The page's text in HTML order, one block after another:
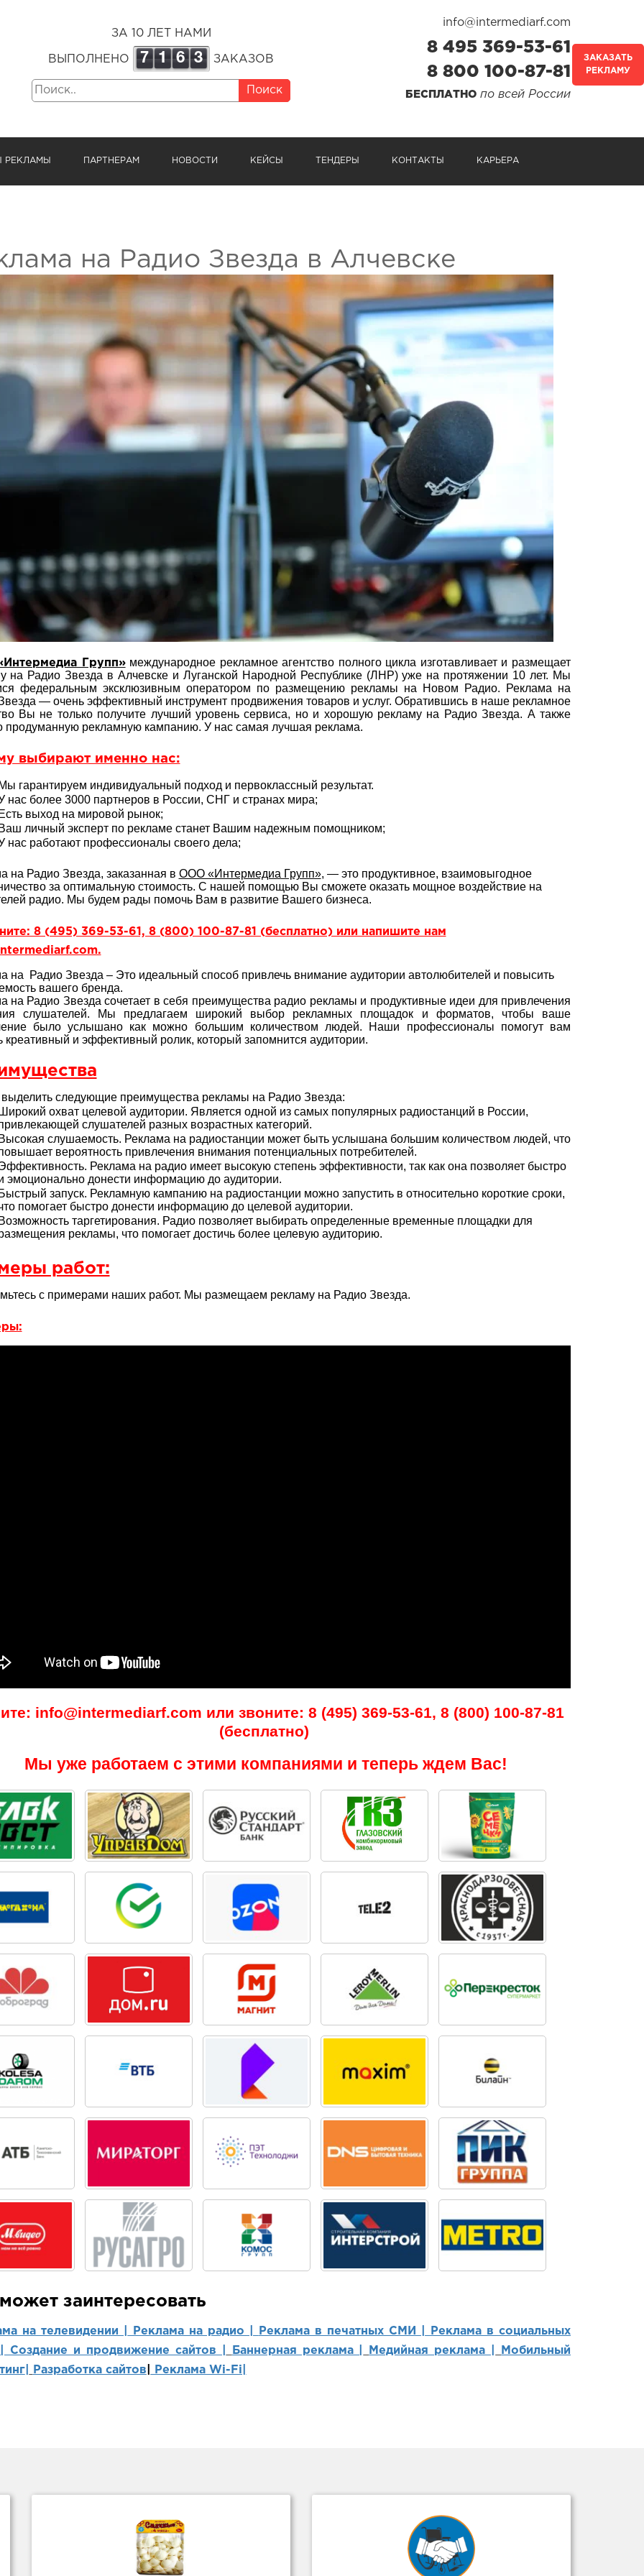
ЗА 10 ЛЕТ НАМИ
ВЫПОЛНЕНО 7 1 6 3 ЗАКАЗОВ
Поиск
info@intermediarf.com
8 495 369-53-61
8 800 100-87-81
БЕСПЛАТНО по всей России
РЕКЛАМЫ ПАРТНЕРАМ НОВОСТИ КЕЙСЫ ТЕНДЕРЫ КОНТАКТЫ КАРЬЕРА
ЗАКАЗАТЬ
РЕКЛАМУ
на Радио Звезда в Алчевске
Групп»международное рекламное агентство полного цикла изготавливает и размещает
на Радио Звезда в Алчевске и Луганской Народной Республике (ЛНР) уже на протяжении 10 лет. Мы
федеральным эксклюзивным оператором по размещению рекламы на Новом Радио. Реклама на
— очень эффективный инструмент продвижения товаров и услуг. Обратившись в наше рекламное
Вы не только получите лучший уровень сервиса, но и хорошую рекламу на Радио Звезда. А также
продуманную рекламную кампанию. У нас самая лучшая реклама.
выбирают именно нас:
гарантируем индивидуальный подход и первоклассный результат.
нас более 3000 партнеров в России, СНГ и странах мира;
выход на мировой рынок;
личный эксперт по рекламе станет Вашим надежным помощником;
нас работают профессионалы своего дела;
на Радио Звезда, заказанная в ООО «Интермедиа Групп», — это продуктивное, взаимовыгодное
за оптимальную стоимость. С нашей помощью Вы сможете оказать мощное воздействие на
радио. Мы будем рады помочь Вам в развитие Вашего бизнеса.
8 (495) 369-53-61, 8 (800) 100-87-81 (бесплатно) или напишите нам
на Радио Звезда – Это идеальный способ привлечь внимание аудитории автолюбителей и повысить
вашего бренда.
на Радио Звезда сочетает в себя преимущества радио рекламы и продуктивные идеи для привлечения
слушателей. Мы предлагаем широкий выбор рекламных площадок и форматов, чтобы ваше
было услышано как можно большим количеством людей. Наши профессионалы помогут вам
креативный и эффективный ролик, который запомнится аудитории.
следующие преимущества рекламы на Радио Звезда:
охват целевой аудитории. Является одной из самых популярных радиостанций в России,
слушателей разных возрастных категорий.
слушаемость. Реклама на радиостанции может быть услышана большим количеством людей, что
вероятность привлечения внимания потенциальных потребителей.
Реклама на радио имеет высокую степень эффективности, так как она позволяет быстро
эмоционально донести информацию до аудитории.
запуск. Рекламную кампанию на радиостанции можно запустить в относительно короткие сроки,
помогает быстро донести информацию до целевой аудитории.
таргетирования. Радио позволяет выбирать определенные временные площадки для
рекламы, что помогает достичь более целевую аудиторию.
работ:
с примерами наших работ. Мы размещаем рекламу на Радио Звезда.
info@intermediarf.com или звоните: 8 (495) 369-53-61, 8 (800) 100-87-81
(бесплатно)
Мы уже работаем с этими компаниями и теперь ждем Вас!
заинтересовать
на телевидении | Реклама на радио | Реклама в печатных СМИ |
Реклама в социальных
| Создание и продвижение сайтов
Баннерная реклама | Медийная реклама |
Мобильный
| Разработка сайтов Реклама Wi-Fi|